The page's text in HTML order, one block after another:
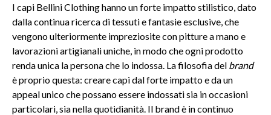
I capi Bellini Clothing hanno un forte impatto stilistico, dato
dalla continua ricerca di tessuti e fantasie esclusive, che
vengono ulteriormente impreziosite con pitture a mano e
lavorazioni artigianali uniche, in modo che ogni prodotto
renda unica la persona che lo indossa. La filosofia del brand
è proprio questa: creare capi dal forte impatto e da un
appeal unico che possano essere indossati sia in occasioni
particolari, sia nella quotidianità. Il brand è in continuo